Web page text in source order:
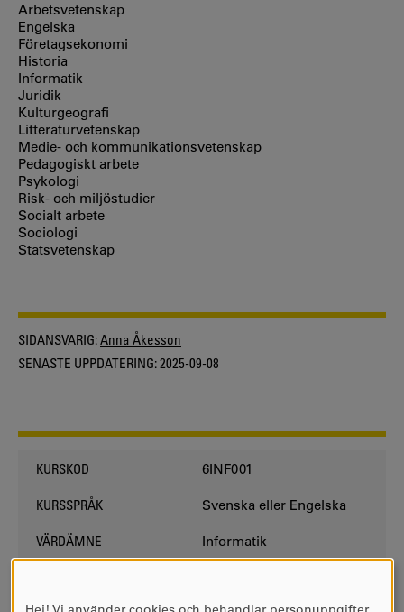
Arbetsvetenskap
Engelska
Företagsekonomi
Historia
Informatik
Juridik
Kulturgeografi
Litteraturvetenskap
Medie- och kommunikationsvetenskap
Pedagogiskt arbete
Psykologi
Risk- och miljöstudier
Socialt arbete
Sociologi
Statsvetenskap
SIDANSVARIG:Anna Åkesson
SENASTE UPPDATERING:2025-09-08
KURSKOD 6INF001
KURSSPRÅK Svenska eller Engelska
VÄRDÄMNE Informatik